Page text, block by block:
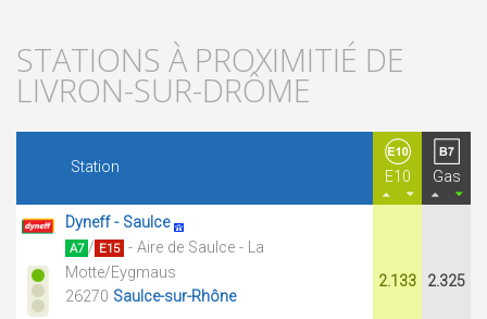
STATIONS À PROXIMITIÉ DE
LIVRON-SUR-DRÔME
Station
E10 Gas
Dyneff - Saulce
A7 / E15 - Aire de Saulce - La
Motte/Eygmaus
26270 Saulce-sur-Rhône
2.133 2.325